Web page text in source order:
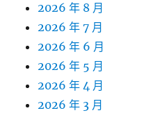
2026 年 8 月
2026 年 7 月
2026 年 6 月
2026 年 5 月
2026 年 4 月
2026 年 3 月